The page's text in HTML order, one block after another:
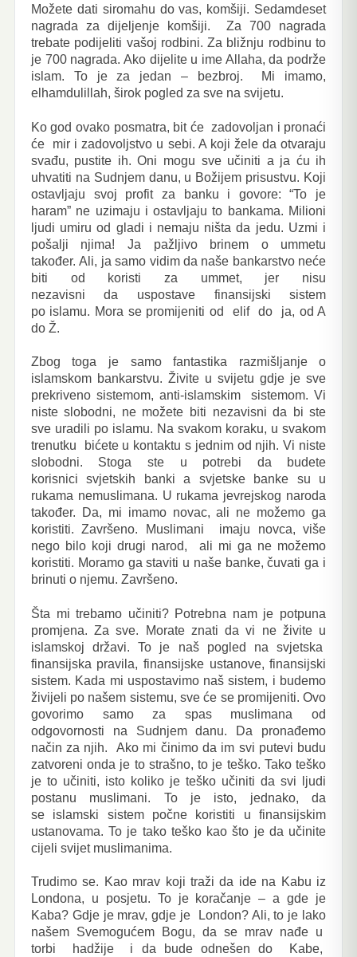
Možete dati siromahu do vas, komšiji. Sedamdeset
nagrada za dijeljenje komšiji. Za 700 nagrada
trebate podijeliti vašoj rodbini. Za bližnju rodbinu to
je 700 nagrada. Ako dijelite u ime Allaha, da podrže
islam. To je za jedan – bezbroj. Mi imamo,
elhamdulillah, širok pogled za sve na svijetu.
Ko god ovako posmatra, bit će zadovoljan i pronaći
će mir i zadovoljstvo u sebi. A koji žele da otvaraju
svađu, pustite ih. Oni mogu sve učiniti a ja ću ih
uhvatiti na Sudnjem danu, u Božijem prisustvu. Koji
ostavljaju svoj profit za banku i govore: “To je
haram” ne uzimaju i ostavljaju to bankama. Milioni
ljudi umiru od gladi i nemaju ništa da jedu. Uzmi i
pošalji njima! Ja pažljivo brinem o ummetu
također. Ali, ja samo vidim da naše bankarstvo neće
biti od koristi za ummet, jer nisu
nezavisni da uspostave finansijski sistem
po islamu. Mora se promijeniti od elif do ja, od A
do Ž.
Zbog toga je samo fantastika razmišljanje o
islamskom bankarstvu. Živite u svijetu gdje je sve
prekriveno sistemom, anti-islamskim sistemom. Vi
niste slobodni, ne možete biti nezavisni da bi ste
sve uradili po islamu. Na svakom koraku, u svakom
trenutku bićete u kontaktu s jednim od njih. Vi niste
slobodni. Stoga ste u potrebi da budete
korisnici svjetskih banki a svjetske banke su u
rukama nemuslimana. U rukama jevrejskog naroda
također. Da, mi imamo novac, ali ne možemo ga
koristiti. Završeno. Muslimani imaju novca, više
nego bilo koji drugi narod, ali mi ga ne možemo
koristiti. Moramo ga staviti u naše banke, čuvati ga i
brinuti o njemu. Završeno.
Šta mi trebamo učiniti? Potrebna nam je potpuna
promjena. Za sve. Morate znati da vi ne živite u
islamskoj državi. To je naš pogled na svjetska
finansijska pravila, finansijske ustanove, finansijski
sistem. Kada mi uspostavimo naš sistem, i budemo
živijeli po našem sistemu, sve će se promijeniti. Ovo
govorimo samo za spas muslimana od
odgovornosti na Sudnjem danu. Da pronađemo
način za njih. Ako mi činimo da im svi putevi budu
zatvoreni onda je to strašno, to je teško. Tako teško
je to učiniti, isto koliko je teško učiniti da svi ljudi
postanu muslimani. To je isto, jednako, da
se islamski sistem počne koristiti u finansijskim
ustanovama. To je tako teško kao što je da učinite
cijeli svijet muslimanima.
Trudimo se. Kao mrav koji traži da ide na Kabu iz
Londona, u posjetu. To je koračanje – a gde je
Kaba? Gdje je mrav, gdje je London? Ali, to je lako
našem Svemogućem Bogu, da se mrav nađe u
torbi hadžije i da bude odnešen do Kabe,